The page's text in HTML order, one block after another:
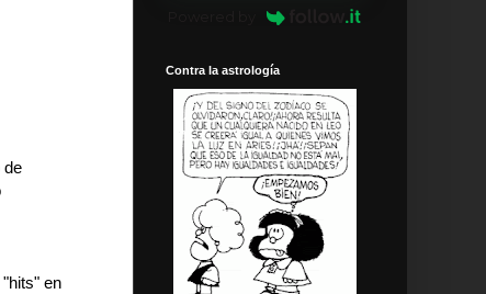
de
en
Contra la astrología